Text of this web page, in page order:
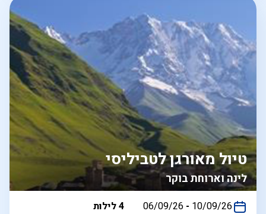
לינה וארוחת בוקר
טיול מאורגן לטביליסי
בין
06/09/26 - 10/09/26 4 לילות